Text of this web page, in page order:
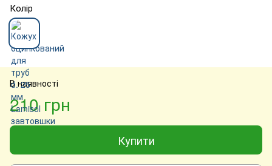
Колір
В наявності
210 грн
Купити